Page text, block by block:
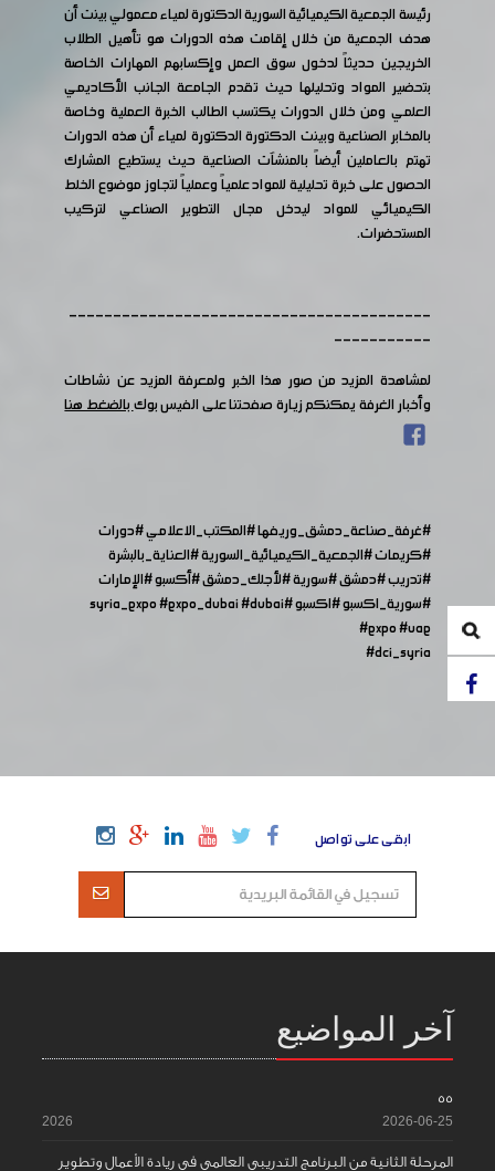
رئيسة الجمعية الكيميائية السورية الدكتورة لمياء معمولي بينت أن
هدف الجمعية من خلال إقامت هذه الدورات هو تأهيل الطلاب
الخريجين حديثاً لدخول سوق العمل وإكسابهم المهارات الخاصة
بتحضير المواد وتحليلها حيث تقدم الجامعة الجانب الأكاديمي
العلمي ومن خلال الدورات يكتسب الطالب الخبرة العملية وخاصة
بالمخابر الصناعية وبينت الدكتورة الدكتورة لمياء أن هذه الدورات
تهتم بالعاملين أيضاً بالمنشآت الصناعية حيث يستطيع المشارك
الحصول على خبرة تحليلية للمواد علمياً وعملياً لتجاوز موضوع الخلط
الكيميائي للمواد ليدخل مجال التطوير الصناعي لتركيب
المستحضرات.
-----------------------------------------
-----------
لمشاهدة المزيد من صور هذا الخبر ولمعرفة المزيد عن نشاطات
وأخبار الغرفة يمكنكم زيارة صفحتنا على الفيس بوكبالضغط هنا
#غرفة_صناعة_دمشق_وريفها#المكتب_الاعلامي#دورات
#كريمات#الجمعية_الكيميائية_السورية#العناية_بالبشرة
#تدريب#دمشق#سورية#لأجلك_دمشق#أكسبو#الإمارات
#سورية_اكسبو#اكسبو#syria_expo
#expo_dubai#dubai
#expo#uae
#dci_syria
ابقى على تواصل
آخر المواضيع
55
2026-06-25
2026
المرحلة الثانية من البرنامج التدريبي العالمي في ريادة الأعمال وتطوير